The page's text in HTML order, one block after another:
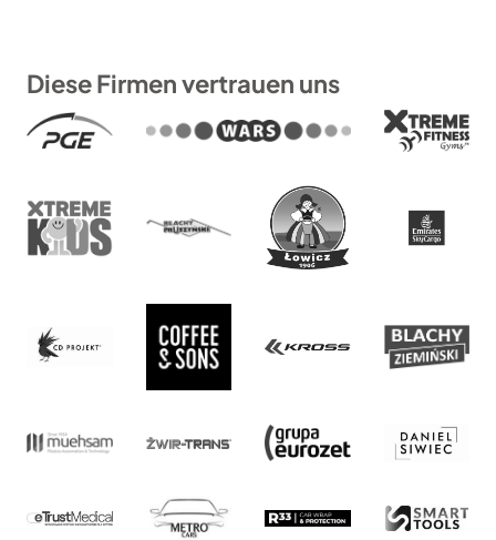
Diese Firmen vertrauen uns